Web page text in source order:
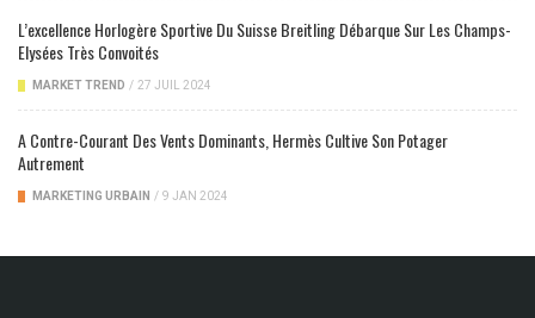
L’excellence Horlogère Sportive Du Suisse Breitling Débarque Sur Les Champs-
Elysées Très Convoités
MARKET TREND / 27 JUIL 2024
A Contre-Courant Des Vents Dominants, Hermès Cultive Son Potager
Autrement
MARKETING URBAIN / 9 JAN 2024